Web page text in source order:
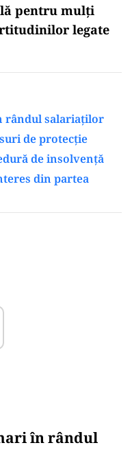
pentru mulți
legate
rândul salariaților
de protecție
de insolvență
din partea
în rândul